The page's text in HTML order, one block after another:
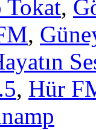
Tokat,
,
, Hür